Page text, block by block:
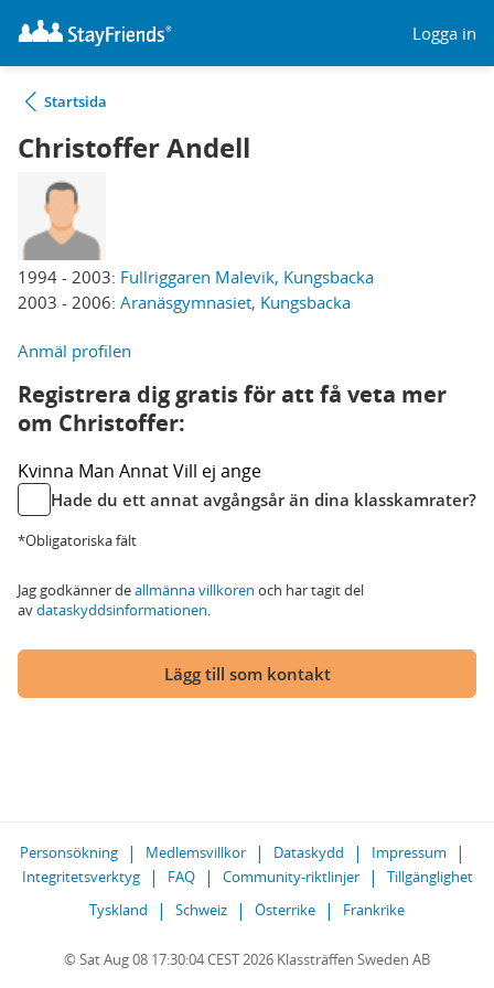
Logga in
Startsida
Christoffer Andell
1994 - 2003: Fullriggaren Malevik, Kungsbacka
2003 - 2006: Aranäsgymnasiet, Kungsbacka
Anmäl profilen
Registrera dig gratis för att få veta mer
om Christoffer:
Kvinna Man AnnatVill ej ange
Hade du ett annat avgångsår än dina klasskamrater?
*Obligatoriska fält
Jag godkänner deallmänna villkoren och har tagit del
avdataskyddsinformationen.
Lägg till som kontakt
Personsökning Medlemsvillkor Dataskydd
Impressum
Integritetsverktyg
FAQ Community-riktlinjer
Tillgänglighet
Tyskland
Schweiz Österrike Frankrike
© Sat Aug 08 17:30:04 CEST 2026 Klassträffen Sweden AB